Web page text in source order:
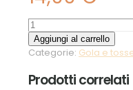
Sedigola
perle
masticabili
Aggiungi al carrello
Categorie: Gola e
Prodotti correlati